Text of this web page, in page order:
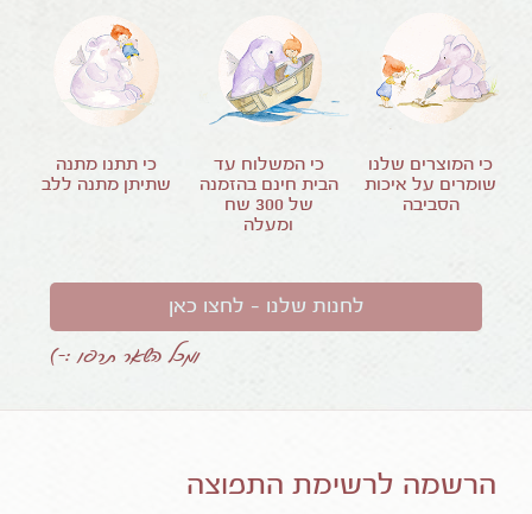
כי המוצרים שלנו
שומרים על איכות
הסביבה
כי המשלוח עד
הבית חינם בהזמנה
של 300 שח
ומעלה
כי תתנו מתנה
שתיתן מתנה ללב
לחנות שלנו – לחצו כאן
ומכל השאר תרפו :-)
הרשמה לרשימת התפוצה